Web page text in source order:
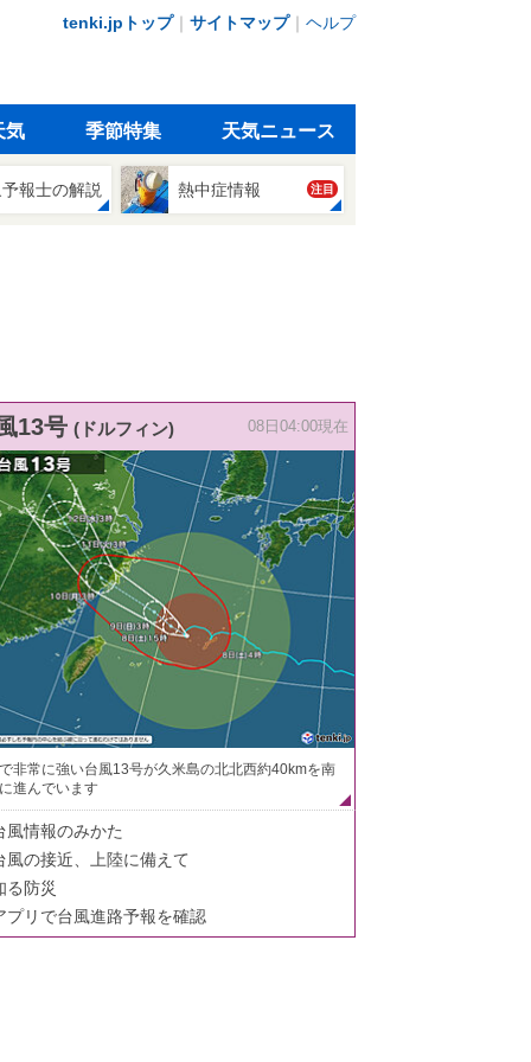
tenki.jpトップ｜ サイトマップ｜ ヘルプ
気 季節特集 天気ニュース
報士の解説 熱中症情報 注目
13号 (ドルフィン) 08日04:00現在
非常に強い台風13号が久米島の北北西約40kmを南
進んでいます
風情報のみかた
風の接近、上陸に備えて
る防災
プリで台風進路予報を確認